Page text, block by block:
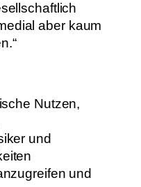
aber kaum
Nutzen,
und
und